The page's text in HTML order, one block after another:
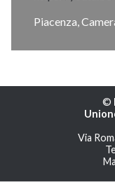
Piacenza,
©
Via